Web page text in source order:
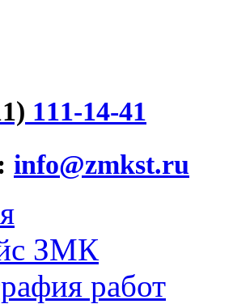
111-14-41
info@zmkst.ru
ЗМК
работ